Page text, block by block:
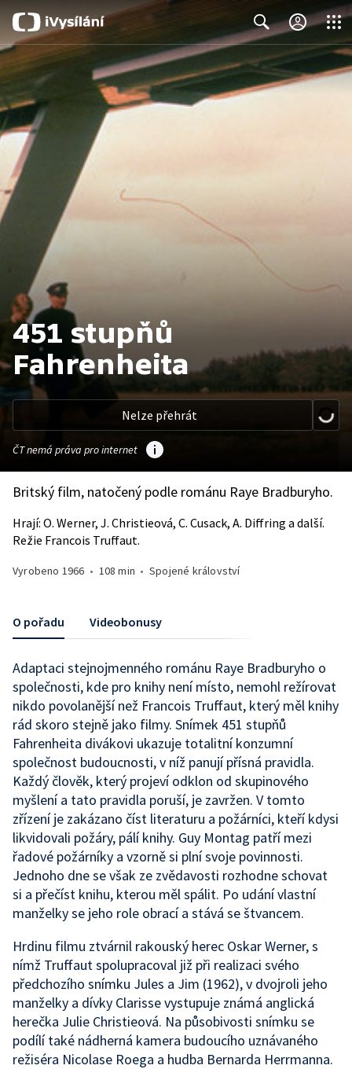
Search Close
451 stupňů
Fahrenheita
Nelze přehrát
ČT nemá práva pro internet
Britský film, natočený podle románu Raye Bradburyho.
Hrají: O. Werner, J. Christieová, C. Cusack, A. Diffring a další.
Režie Francois Truffaut.
Vyrobeno 1966 • 108 min •Spojené království
O pořadu Videobonusy
Adaptaci stejnojmenného románu Raye Bradburyho o
společnosti, kde pro knihy není místo, nemohl režírovat
nikdo povolanější než Francois Truffaut, který měl knihy
rád skoro stejně jako filmy. Snímek 451 stupňů
Fahrenheita divákovi ukazuje totalitní konzumní
společnost budoucnosti, v níž panují přísná pravidla.
Každý člověk, který projeví odklon od skupinového
myšlení a tato pravidla poruší, je zavržen. V tomto
zřízení je zakázano číst literaturu a požárníci, kteří kdysi
likvidovali požáry, pálí knihy. Guy Montag patří mezi
řadové požárníky a vzorně si plní svoje povinnosti.
Jednoho dne se však ze zvědavosti rozhodne schovat
si a přečíst knihu, kterou měl spálit. Po udání vlastní
manželky se jeho role obrací a stává se štvancem.
Hrdinu filmu ztvárnil rakouský herec Oskar Werner, s
nímž Truffaut spolupracoval již při realizaci svého
předchozího snímku Jules a Jim (1962), v dvojroli jeho
manželky a dívky Clarisse vystupuje známá anglická
herečka Julie Christieová. Na působivosti snímku se
podílí také nádherná kamera budoucího uznávaného
režiséra Nicolase Roega a hudba Bernarda Herrmanna.